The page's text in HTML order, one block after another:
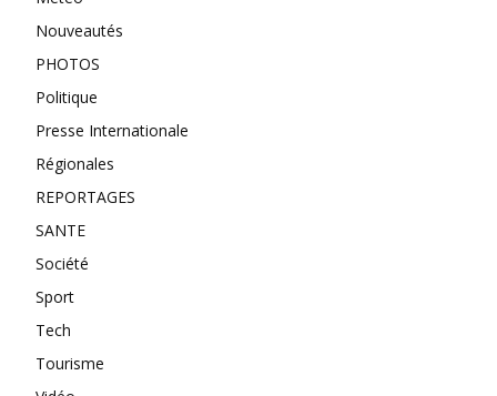
Nouveautés
PHOTOS
Politique
Presse Internationale
Régionales
REPORTAGES
SANTE
Société
Sport
Tech
Tourisme